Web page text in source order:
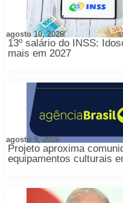
13º salário do INSS:
mais em 2027
agosto 10, 2026
Projeto aproxima
equipamentos culturais
agosto 9, 2026